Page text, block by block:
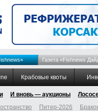
Газета «Fishnews
Крабовые квоты
И вновь — аукционы
Питер-2026